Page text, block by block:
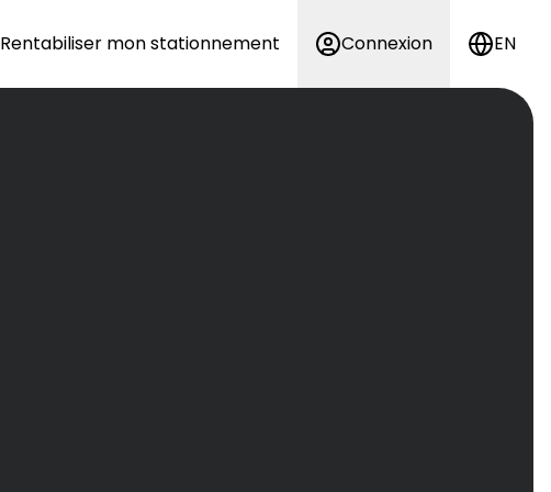
Rentabiliser mon stationnement Connexion EN